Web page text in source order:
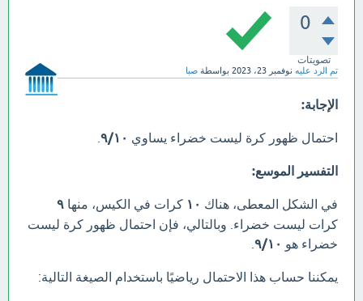
0
تصويتات
تم الرد عليه نوفمبر 23، 2023 بواسطة صبا
الإجابة:
احتمال ظهور كرة ليست خضراء يساوي ٩/١٠
التفسير الموسع:
في الشكل المعطى، هناك ١٠ كرات في الكيس، منها ٩
كرات ليست خضراء. وبالتالي، فإن احتمال ظهور كرة ليست
خضراء هو ٩/١٠
يمكننا حساب هذا الاحتمال رياضيًا باستخدام الصيغة التالية: